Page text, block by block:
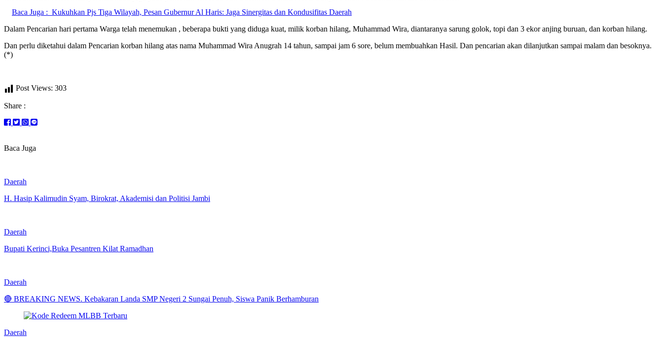
Baca Juga : Kukuhkan Pjs Tiga Wilayah, Pesan Gubernur Al Haris: Jaga Sinergitas dan Kondusifitas Daerah
Dalam Pencarian hari pertama Warga telah menemukan , beberapa bukti yang diduga kuat, milik korban hilang, Muhammad Wira, diantaranya sarung golok, topi dan 3 ekor anjing buruan, dan korban hilang.
Dan perlu diketahui dalam Pencarian korban hilang atas nama Muhammad Wira Anugrah 14 tahun, sampai jam 6 sore, belum membuahkan Hasil. Dan pencarian akan dilanjutkan sampai malam dan besoknya.
(*)
Post Views: 303
Share :
Baca Juga
Daerah
H. Hasip Kalimudin Syam, Birokrat, Akademisi dan Politisi Jambi
Daerah
Bupati Kerinci,Buka Pesantren Kilat Ramadhan
Daerah
🔴 BREAKING NEWS. Kebakaran Landa SMP Negeri 2 Sungai Penuh, Siswa Panik Berhamburan
Daerah